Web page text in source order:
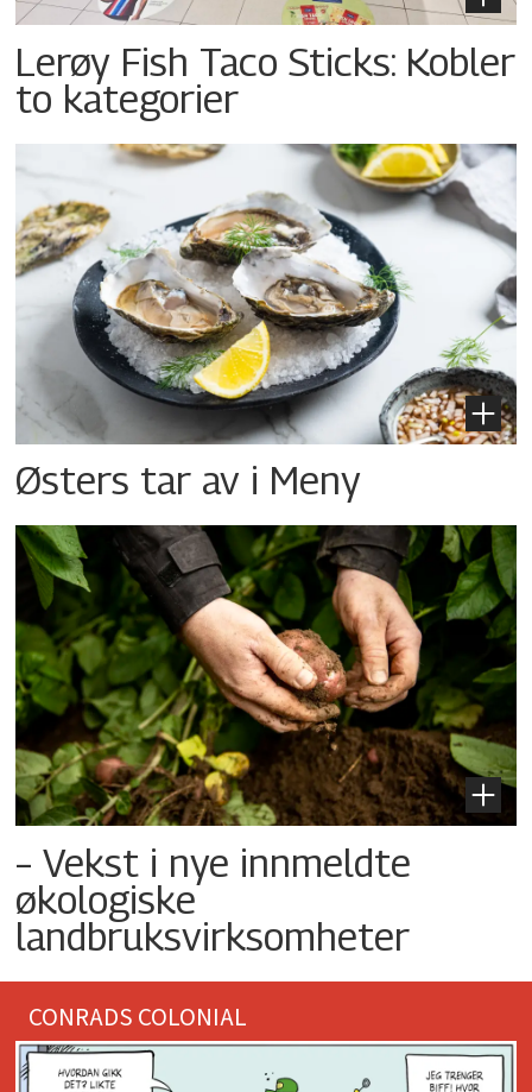
Lerøy Fish Taco Sticks: Kobler
to kategorier
Østers tar av i Meny
– Vekst i nye innmeldte
økologiske
landbruksvirksomheter
CONRADS COLONIAL